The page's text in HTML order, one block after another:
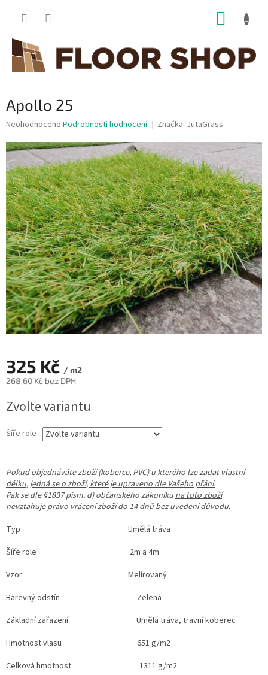
Apollo 25
Průměrné
produktu
je
0,0
z
5
hvězdiček.
Neohodnoceno Podrobnosti hodnocení Značka: JutaGrass
325 Kč / m2
268,60 Kč bez DPH
cena:
Zvolte variantu
Šíře role
Pokud objednáváte zboží (koberce, PVC) u kterého lze zadat vlastní
délku, jedná se o zboží, které je upraveno dle Vašeho přání.
Pak se dle §1837 písm. d) občanského zákoníku na toto zboží
nevztahuje právo vrácení zboží do 14 dnů bez uvedení důvodu.
Typ Umělá tráva
Šíře role 2m a 4m
Vzor Melírovaný
Barevný odstín Zelená
Základní zařazení Umělá tráva, travní koberec
Hmotnost vlasu 651 g/m2
Celková hmotnost 1311 g/m2